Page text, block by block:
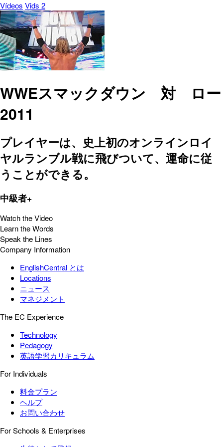
Vídeos Vids 2
WWEスマックダウン 対 ロー
2011
プレイヤーは、史上初のオンラインロイ
ヤルランブル戦に飛びついて、運命に従
うことができる。
中級者+
Watch the Video
Learn the Words
Speak the Lines
Company Information
EnglishCentral とは
Locations
ニュース
マネジメント
The EC Experience
Technology
Pedagogy
英語学習カリキュラム
For Individuals
料金プラン
ヘルプ
お問い合わせ
For Schools & Enterprises